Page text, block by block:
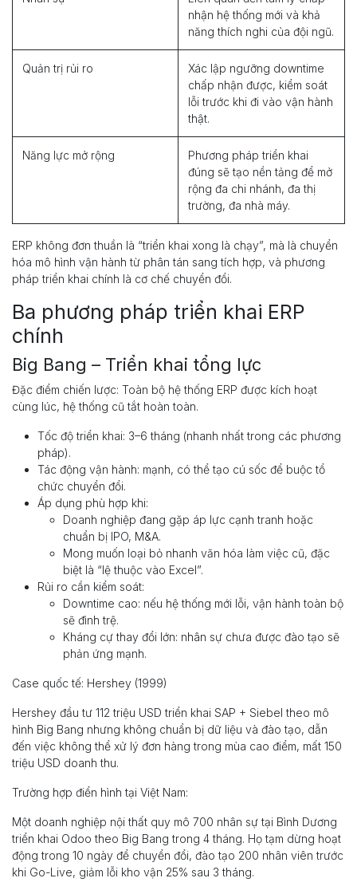
nhận hệ thống mới và khả
năng thích nghi của đội ngũ.
Quản trị rủi ro
Xác lập ngưỡng downtime
chấp nhận được, kiểm soát
lỗi trước khi đi vào vận hành
thật.
Năng lực mở rộng
Phương pháp triển khai
đúng sẽ tạo nền tảng để mở
rộng đa chi nhánh, đa thị
trường, đa nhà máy.
ERP không đơn thuần là “triển khai xong là chạy”, mà là chuyển
hóa mô hình vận hành từ phân tán sang tích hợp, và phương
pháp triển khai chính là cơ chế chuyển đổi.
Ba phương pháp triển khai ERP
chính
Big Bang – Triển khai tổng lực
Đặc điểm chiến lược: Toàn bộ hệ thống ERP được kích hoạt
cùng lúc, hệ thống cũ tắt hoàn toàn.
Tốc độ triển khai: 3–6 tháng (nhanh nhất trong các phương
pháp).
Tác động vận hành: mạnh, có thể tạo cú sốc để buộc tổ
chức chuyển đổi.
Áp dụng phù hợp khi:
Doanh nghiệp đang gặp áp lực cạnh tranh hoặc
chuẩn bị IPO, M&A.
Mong muốn loại bỏ nhanh văn hóa làm việc cũ, đặc
biệt là “lệ thuộc vào Excel”.
Rủi ro cần kiểm soát:
Downtime cao: nếu hệ thống mới lỗi, vận hành toàn bộ
sẽ đình trệ.
Kháng cự thay đổi lớn: nhân sự chưa được đào tạo sẽ
phản ứng mạnh.
Case quốc tế: Hershey (1999)
Hershey đầu tư 112 triệu USD triển khai SAP + Siebel theo mô
hình Big Bang nhưng không chuẩn bị dữ liệu và đào tạo, dẫn
đến việc không thể xử lý đơn hàng trong mùa cao điểm, mất 150
triệu USD doanh thu.
Trường hợp điển hình tại Việt Nam:
Một doanh nghiệp nội thất quy mô 700 nhân sự tại Bình Dương
triển khai Odoo theo Big Bang trong 4 tháng. Họ tạm dừng hoạt
động trong 10 ngày để chuyển đổi, đào tạo 200 nhân viên trước
khi Go-Live, giảm lỗi kho vận 25% sau 3 tháng.